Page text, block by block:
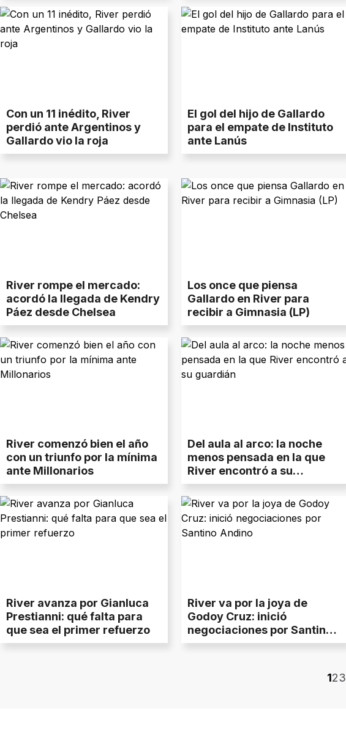
Con un 11 inédito, River
perdió ante Argentinos y
Gallardo vio la roja
El gol del hijo de Gallardo
para el empate de Instituto
ante Lanús
River rompe el mercado:
acordó la llegada de Kendry
Páez desde Chelsea
Los once que piensa
Gallardo en River para
recibir a Gimnasia (LP)
River comenzó bien el año
con un triunfo por la mínima
ante Millonarios
Del aula al arco: la noche
menos pensada en la que
River encontró a su
guardián
River avanza por Gianluca
Prestianni: qué falta para
que sea el primer refuerzo
River va por la joya de
Godoy Cruz: inició
negociaciones por Santino
Andino
123